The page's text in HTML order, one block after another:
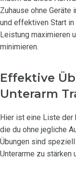
Zuhause ohne
und effektiven Start in
Leistung maximieren
minimieren.
Effektive
Unterarm
Hier ist eine Liste der
die du ohne jegliche
Übungen sind
Unterarme zu stärken